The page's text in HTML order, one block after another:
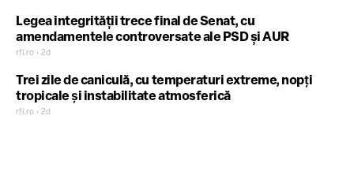
Legea integrității trece final de Senat, cu
amendamentele controversate ale PSD și AUR
rfi.ro • 2d
Trei zile de caniculă, cu temperaturi extreme, nopţi
tropicale şi instabilitate atmosferică
rfi.ro • 2d